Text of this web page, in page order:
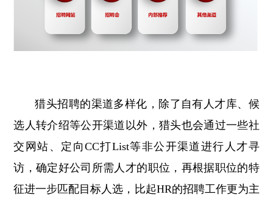
猎头招聘的渠道多样化，除了自有人才库、候
选人转介绍等公开渠道以外，猎头也会通过一些社
交网站、定向CC打List等非公开渠道进行人才寻
访，确定好公司所需人才的职位，再根据职位的特
征进一步匹配目标人选，比起HR的招聘工作更为主